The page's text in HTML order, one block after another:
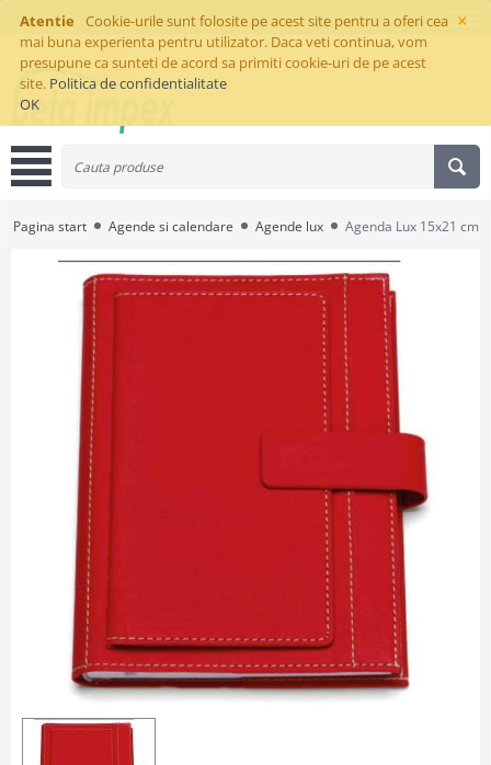
×
Atentie
Cookie-urile sunt folosite pe acest site pentru a oferi cea
mai buna experienta pentru utilizator. Daca veti continua, vom
presupune ca sunteti de acord sa primiti cookie-uri de pe acest
site. Politica de confidentialitate
OK
Pagina start Agende si calendare Agende lux Agenda Lux 15x21 cm